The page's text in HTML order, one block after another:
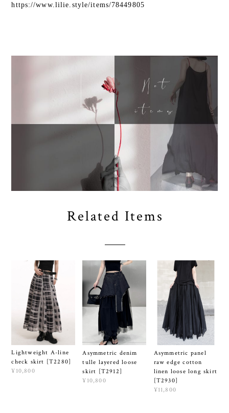
https://www.lilie.style/items/78449805
Related Items
Lightweight A-line
check skirt [T2280]
¥10,800
Asymmetric denim
tulle layered loose
skirt [T2912]
¥10,800
Asymmetric panel
raw edge cotton
linen loose long skirt
[T2930]
¥11,800